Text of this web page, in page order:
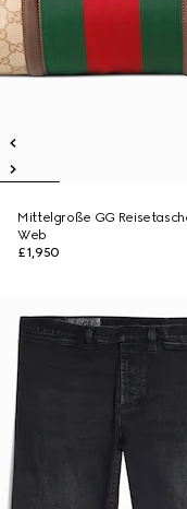
Mittelgroße GG
Web
£1,950